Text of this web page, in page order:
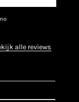
alle reviews